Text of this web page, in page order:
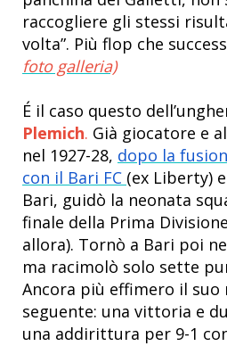
raccogliere gli stessi
volta”. Più flop che
foto galleria)
É il caso questo
Plemich. Già giocatore e
nel 1927-28, dopo la
con il Bari FC (ex Liberty)
Bari, guidò la neonata
finale della Prima
allora). Tornò a Bari poi
ma racimolò solo sette
Ancora più effimero il suo
seguente: una vittoria e
una addirittura per 9-1